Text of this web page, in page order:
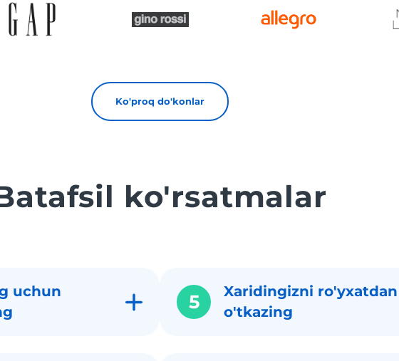
Ko'proq do'konlar
ko'rsatmalar
uchun
5
Xaridingizni ro'yxatdan
o'tkazing